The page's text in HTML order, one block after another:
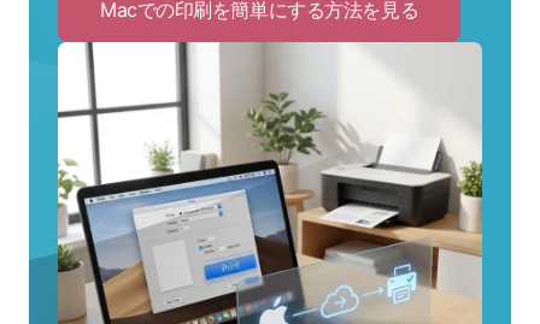
Macでの印刷を簡単にする方法を見る
to
印
刷
簡
単